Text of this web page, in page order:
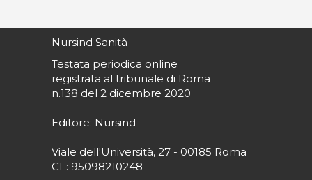
Nursind Sanità
Testata periodica online
registrata al tribunale di Roma
n.138 del 2 dicembre 2020
Editore: Nursind
Viale dell'Università, 27 - 00185 Roma
CF: 95098210248